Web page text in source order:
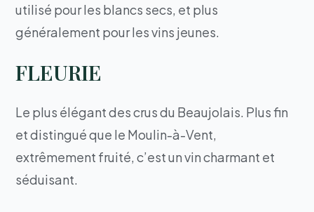
utilisé pour les blancs secs, et plus
généralement pour les vins jeunes.
FLEURIE
Le plus élégant des crus du Beaujolais. Plus fin
et distingué que le Moulin-à-Vent,
extrêmement fruité, c’est un vin charmant et
séduisant.